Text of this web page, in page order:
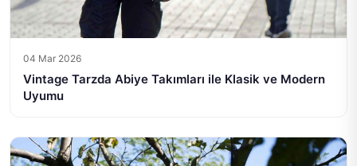
04 Mar 2026
Vintage Tarzda Abiye Takımları ile Klasik ve Modern
Uyumu